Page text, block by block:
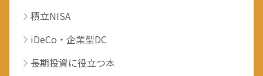
積立NISA
iDeCo・企業型DC
長期投資に役立つ本